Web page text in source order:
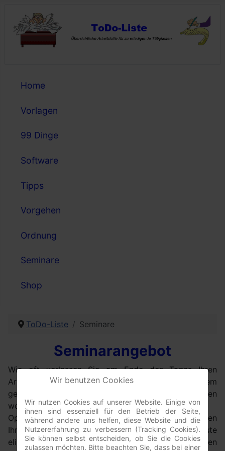
Home
Vorlagen
99 Dinge
Software
Tipps
Vorgehen
Ordnung
Seminare
Shop
ToDo-Liste Seminare
Seminarangebot
Wie oft verlassen Sie am Ende des Tages Ihren
Arbeitsplatz in dem Wissen, nur die Hälfte von dem
geschafft zu haben, was Sie eigentlich schaffen
wollten?
Optimieren Sie Ihren persönlichen Arbeitsstil und den
Ihres Teams, indem Sie unnötige Reibungsverluste
eliminieren, unklare Aufgabendefinitionen vermeiden
Wir benutzen Cookies
Wir nutzen Cookies auf unserer Website. Einige von
ihnen sind essenziell für den Betrieb der Seite,
während andere uns helfen, diese Website und die
Nutzererfahrung zu verbessern (Tracking Cookies).
Sie können selbst entscheiden, ob Sie die Cookies
zulassen möchten. Bitte beachten Sie, dass bei einer